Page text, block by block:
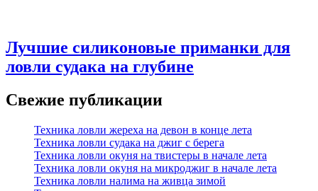
Лучшие силиконовые приманки для
ловли судака на глубине
Свежие публикации
Техника ловли жереха на девон в конце лета
Техника ловли судака на джиг с берега
Техника ловли окуня на твистеры в начале лета
Техника ловли окуня на микроджиг в начале лета
Техника ловли налима на живца зимой